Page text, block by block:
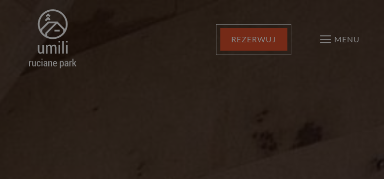
REZERWUJ MENU
DOMKI Z WIDOKIEM NA JEZIORO ANIMACJE DLA NAJMŁODSZYCH - ATRAKCJE RUCIANE PARK